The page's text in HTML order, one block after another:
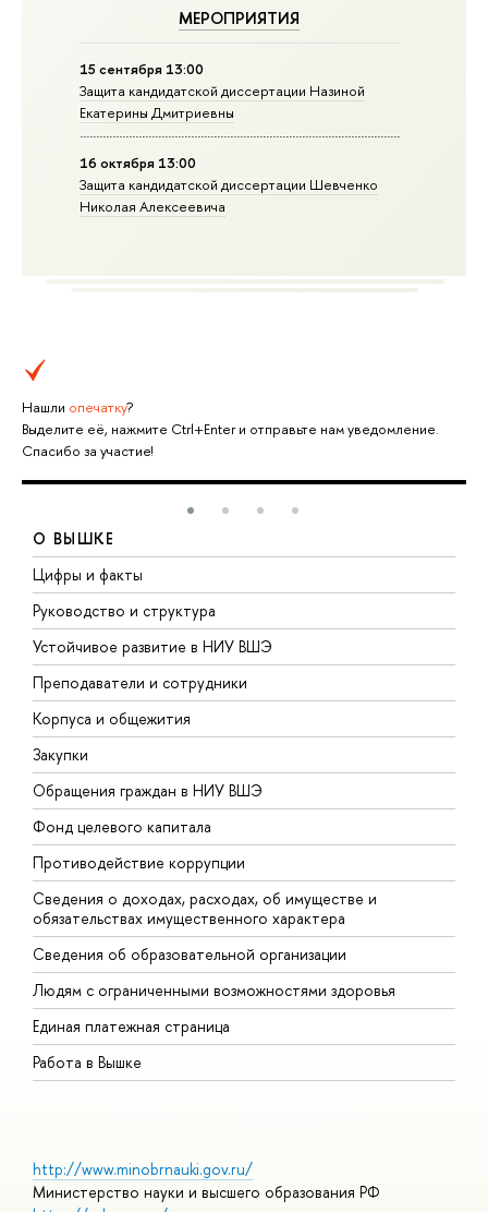
МЕРОПРИЯТИЯ
15 сентября 13:00
Защита кандидатской диссертации Назиной
Екатерины Дмитриевны
16 октября 13:00
Защита кандидатской диссертации Шевченко
Николая Алексеевича
Нашли опечатку?
Выделите её, нажмите Ctrl+Enter и отправьте нам уведомление.
Спасибо за участие!
О ВЫШКЕ
Цифры и факты
Руководство и структура
Устойчивое развитие в НИУ ВШЭ
Преподаватели и сотрудники
Корпуса и общежития
Закупки
Обращения граждан в НИУ ВШЭ
Фонд целевого капитала
Противодействие коррупции
Сведения о доходах, расходах, об имуществе и
обязательствах имущественного характера
Сведения об образовательной организации
Людям с ограниченными возможностями здоровья
Единая платежная страница
Работа в Вышке
http://www.minobrnauki.gov.ru/
Министерство науки и высшего образования РФ